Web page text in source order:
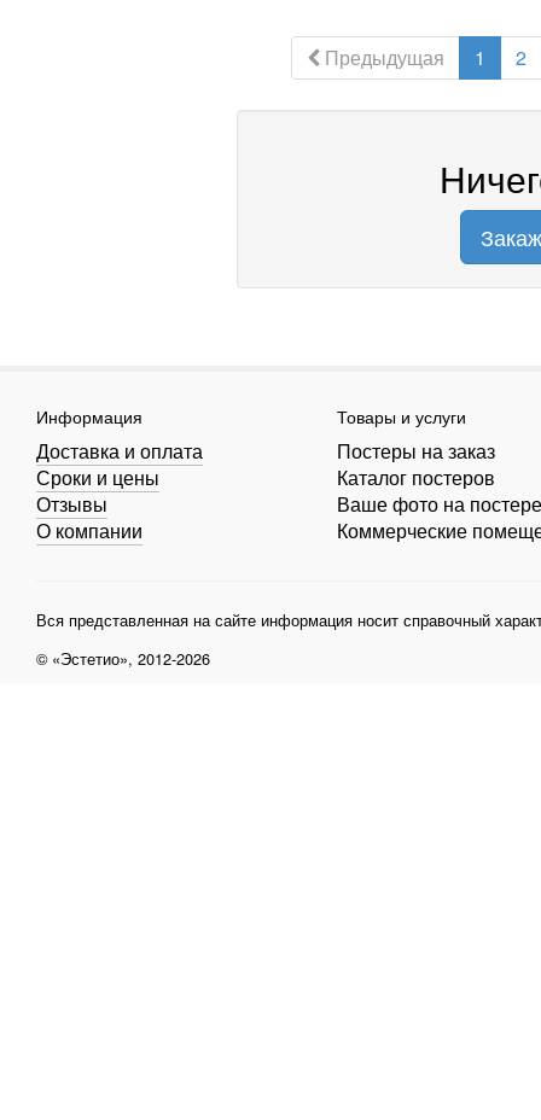
Предыдущая 1 2
Информация
Доставка и оплата
Сроки и цены
Отзывы
О компании
Товары и услуги
Постеры на заказ
Каталог постеров
Ваше фото на постере
Коммерческие
Вся представленная на сайте информация носит справочный
© «Эстетио», 2012-2026